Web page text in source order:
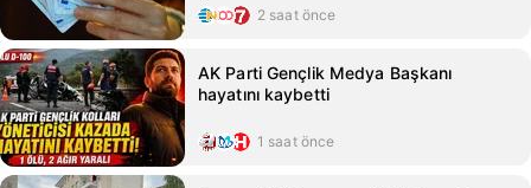
2 saat önce
AK Parti Gençlik Medya Başkanı
hayatını kaybetti
1 saat önce